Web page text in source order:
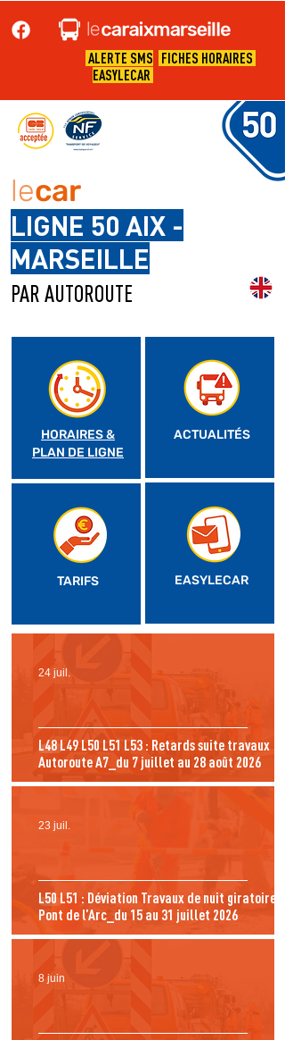
ALERTE SMS
EASYLECAR
FICHES HORAIRES
lecar
LIGNE 50 AIX -
MARSEILLE
PAR AUTOROUTE
HORAIRES &
PLAN DE LIGNE
TARIFS
ACTUALITÉS
EASYLECAR
L48 L49 L50 L51 L53 : Retards suite travaux
Autoroute A7_du 7 juillet au 28 août 2026
24 juil.
L50 L51 : Déviation Travaux de nuit giratoire
Pont de l’Arc_du 15 au 31 juillet 2026
23 juil.
8 juin